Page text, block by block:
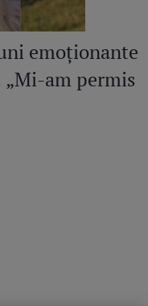
emoționante
am permis